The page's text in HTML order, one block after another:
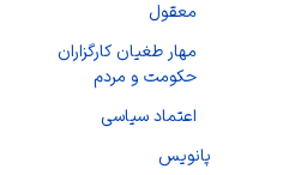
معقول
مهار طغیان کارگزاران
حکومت و مردم
اعتماد سیاسی
پانویس